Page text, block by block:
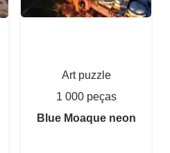
Art puzzle
1 000 peças
Blue Moaque neon